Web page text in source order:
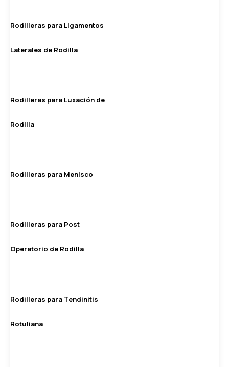
Rodilleras para Ligamentos
Laterales de Rodilla
Rodilleras para Luxación de
Rodilla
Rodilleras para Menisco
Rodilleras para Post
Operatorio de Rodilla
Rodilleras para Tendinitis
Rotuliana